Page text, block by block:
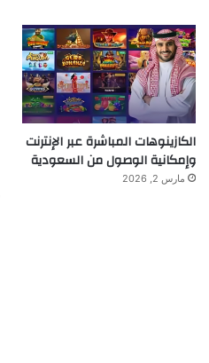
الكازينوهات المباشرة عبر الإنترنت
وإمكانية الوصول من السعودية
مارس 2, 2026